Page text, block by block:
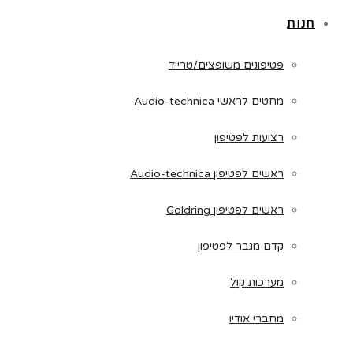
חנות
פטיפונים משופצים/טרייד
מחטים לראשי Audio-technica
רצועות לפטיפון
ראשים לפטיפון Audio-technica
ראשים לפטיפון Goldring
קדם מגבר לפטיפון
מערכות קול
מחברי אודיו